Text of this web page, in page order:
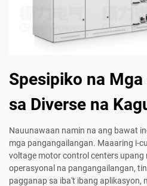
Spesipiko na
sa Diverse na
Nauunawaan namin na ang bawat
mga pangangailangan. Maaaring i-
voltage motor control centers
operasyonal na pangangailangan,
pagganap sa iba't ibang aplikasyon,